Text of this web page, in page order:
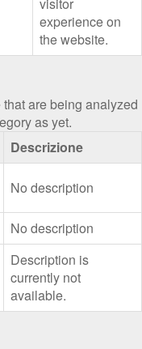
visitor
experience on
the website.
are being analyzed
as yet.
Descrizione
No description
No description
Description is
currently not
available.